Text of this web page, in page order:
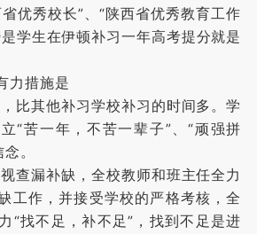
优秀校长”、“陕西省优秀教育工作
学生在伊顿补习一年高考提分就是
措施是
其他补习学校补习的时间多。学
“苦一年，不苦一辈子”、“顽强拼
。
漏补缺，全校教师和班主任全力
工作，并接受学校的严格考核，全
“找不足，补不足”，找到不足是进